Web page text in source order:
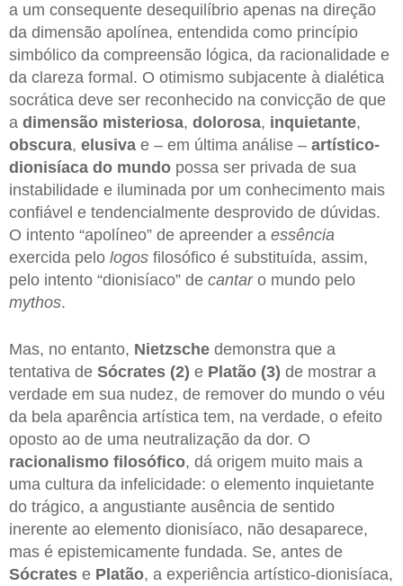
a um consequente desequilíbrio apenas na direção
da dimensão apolínea, entendida como princípio
simbólico da compreensão lógica, da racionalidade e
da clareza formal. O otimismo subjacente à dialética
socrática deve ser reconhecido na convicção de que
a dimensão misteriosa, dolorosa, inquietante,
obscura, elusiva e – em última análise – artístico-
dionisíaca do mundo possa ser privada de sua
instabilidade e iluminada por um conhecimento mais
confiável e tendencialmente desprovido de dúvidas.
O intento “apolíneo” de apreender a essência
exercida pelo logos filosófico é substituída, assim,
pelo intento “dionisíaco” de cantaro mundo pelo
mythos.
Mas, no entanto, Nietzsche demonstra que a
tentativa de Sócrates (2) e Platão (3) de mostrar a
verdade em sua nudez, de remover do mundo o véu
da bela aparência artística tem, na verdade, o efeito
oposto ao de uma neutralização da dor. O
racionalismo filosófico, dá origem muito mais a
uma cultura da infelicidade: o elemento inquietante
do trágico, a angustiante ausência de sentido
inerente ao elemento dionisíaco, não desaparece,
mas é epistemicamente fundada. Se, antes de
Sócrates e Platão, a experiência artístico-dionisíaca,